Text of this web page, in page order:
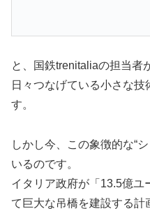
と、国鉄trenitaliaの担当者
日々つなげている小さな技
す。
しかし今、この象徴的な“
いるのです。
イタリア政府が「13.5億ユ
て巨大な吊橋を建設する